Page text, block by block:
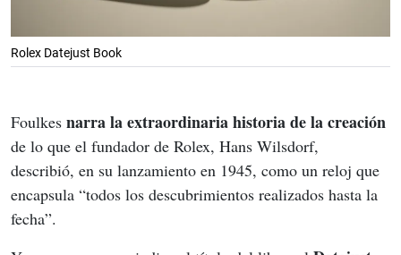
Rolex Datejust Book
Foulkes narra la extraordinaria historia de la creación
de lo que el fundador de Rolex, Hans Wilsdorf,
describió, en su lanzamiento en 1945, como un reloj que
encapsula “todos los descubrimientos realizados hasta la
fecha”.